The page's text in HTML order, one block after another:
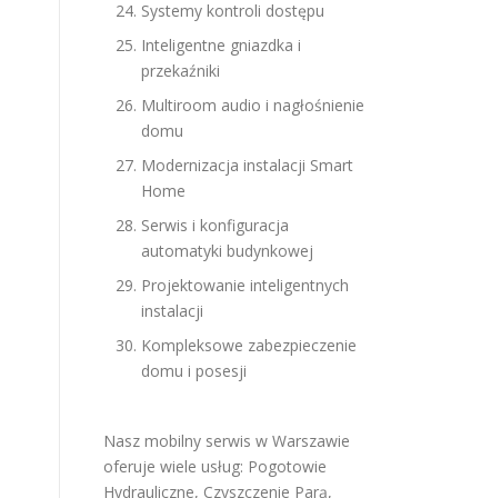
Systemy kontroli dostępu
Inteligentne gniazdka i
przekaźniki
Multiroom audio i nagłośnienie
domu
Modernizacja instalacji Smart
Home
Serwis i konfiguracja
automatyki budynkowej
Projektowanie inteligentnych
instalacji
Kompleksowe zabezpieczenie
domu i posesji
Nasz mobilny serwis w Warszawie
oferuje wiele usług: Pogotowie
Hydrauliczne, Czyszczenie Parą,